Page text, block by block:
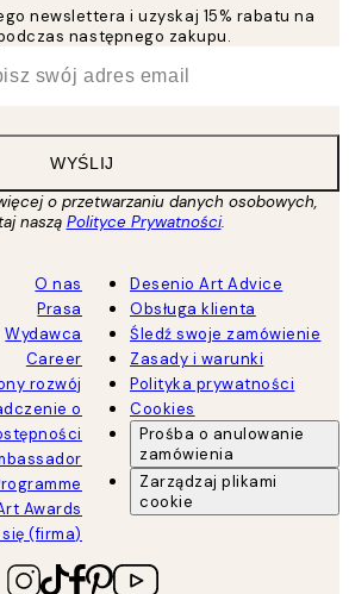
newslettera i uzyskaj 15% rabatu na
następnego zakupu.
WYŚLIJ
o przetwarzaniu danych osobowych,
naszą Polityce Prywatności.
O nas
Prasa
Wydawca
Career
rozwój
o
Awards
(firma)
Desenio Art Advice
Obsługa klienta
Śledź swoje zamówienie
Zasady i warunki
Polityka prywatności
Cookies
Prośba o anulowanie
zamówienia
Zarządzaj plikami
cookie